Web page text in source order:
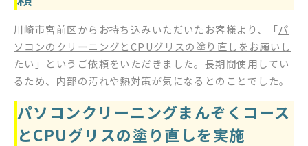
川崎市宮前区からお持ち込みいただいたお客様より、「パ
ソコンのクリーニングとCPUグリスの塗り直しをお願いし
たい 」というご依頼をいただきました。長期間使用してい
るため、内部の汚れや熱対策が気になるとのことでした。
パソコンクリーニングまんぞくコース
とCPUグリスの塗り直しを実施